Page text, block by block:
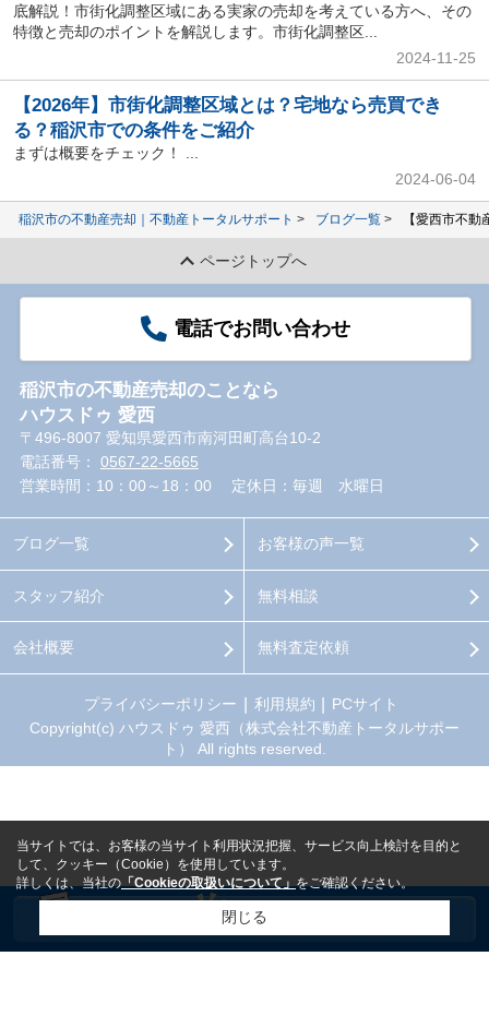
底解説！市街化調整区域にある実家の売却を考えている方へ、その
特徴と売却のポイントを解説します。市街化調整区...
2024-11-25
【2026年】市街化調整区域とは？宅地なら売買でき
る？稲沢市での条件をご紹介
まずは概要をチェック！ ...
2024-06-04
稲沢市の不動産売却｜不動産トータルサポート ブログ一覧 【愛西市不
ページトップへ
電話でお問い合わせ
稲沢市の不動産売却のことなら
ハウスドゥ 愛西
〒496-8007 愛知県愛西市南河田町高台10-2
電話番号： 0567-22-5665
営業時間：10：00～18：00
定休日：毎週 水曜日
ブログ一覧
スタッフ紹介
会社概要
お客様の声一覧
無料相談
無料査定依頼
プライバシーポリシー 利用規約
PCサイト
Copyright(c) ハウスドゥ 愛西（株式会社不動産トータルサポー
ト） All rights reserved.
当サイトでは、お客様の当サイト利用状況把握、サービス向上検討を目的と
して、クッキー（Cookie）を使用しています。
詳しくは、当社の「Cookieの取扱いについて」をご確認ください。
閉じる